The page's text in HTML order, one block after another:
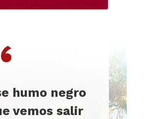
humo negro
vemos salir